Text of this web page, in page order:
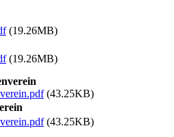
(19.26MB)
(19.26MB)
(43.25KB)
(43.25KB)